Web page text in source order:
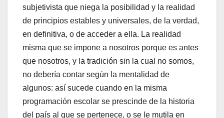
subjetivista que niega la posibilidad y la realidad
de principios estables y universales, de la verdad,
en definitiva, o de acceder a ella. La realidad
misma que se impone a nosotros porque es antes
que nosotros, y la tradición sin la cual no somos,
no debería contar según la mentalidad de
algunos: así sucede cuando en la misma
programación escolar se prescinde de la historia
del país al que se pertenece, o se le mutila en